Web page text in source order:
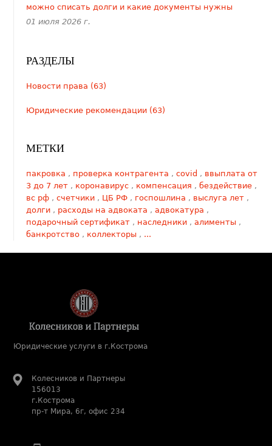
можно списать долги и какие документы нужны
01 июля 2026 г.
РАЗДЕЛЫ
Новости права (63)
Юридические рекомендации (63)
МЕТКИ
пакровка , проверка контрагента ,covid , ввыплата от
3 до 7 лет , коронавирус , компенсация ,бездействие ,
вс рф ,счетчики , ЦБ РФ , госпошлина , выслуга лет ,
долги , расходы на адвоката ,адвокатура ,
подарочный сертификат , наследники ,алименты ,
банкротство , коллекторы , ...
Юридические услуги в г.Кострома
Колесников и Партнеры
156013
г.Кострома
пр-т Мира, 6г, офис 234